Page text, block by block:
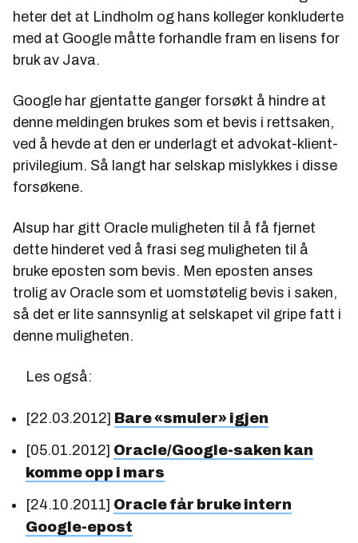
heter det at Lindholm og hans kolleger konkluderte
med at Google måtte forhandle fram en lisens for
bruk av Java.
Google har gjentatte ganger forsøkt å hindre at
denne meldingen brukes som et bevis i rettsaken,
ved å hevde at den er underlagt et advokat-klient-
privilegium. Så langt har selskap mislykkes i disse
forsøkene.
Alsup har gitt Oracle muligheten til å få fjernet
dette hinderet ved å frasi seg muligheten til å
bruke eposten som bevis. Men eposten anses
trolig av Oracle som et uomstøtelig bevis i saken,
så det er lite sannsynlig at selskapet vil gripe fatt i
denne muligheten.
Les også:
[22.03.2012] Bare «smuler» igjen
[05.01.2012] Oracle/Google-saken kan
komme opp i mars
[24.10.2011] Oracle får bruke intern
Google-epost